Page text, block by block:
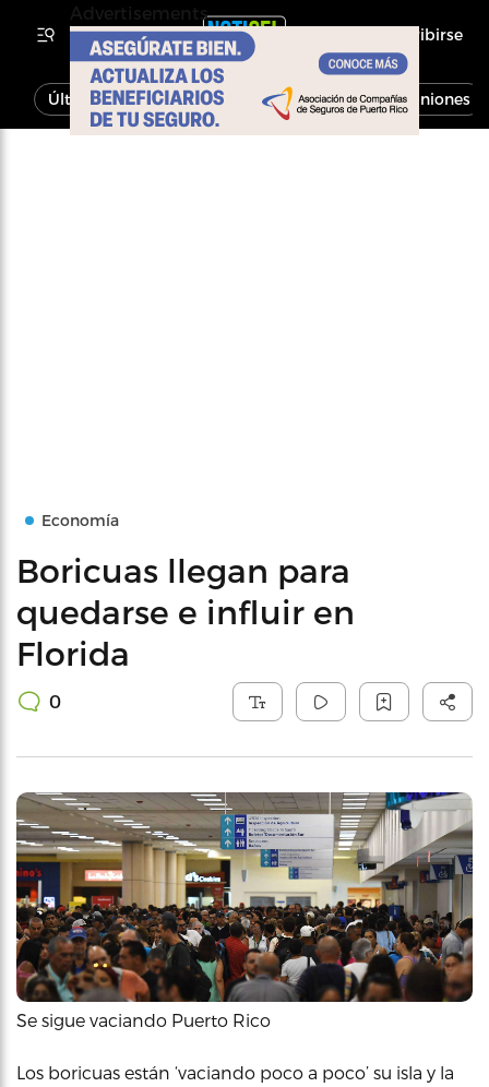
Inscribirse
Última Hora Noticias Economía Opiniones
Economía
Boricuas llegan para
quedarse e influir en
Florida
0
Se sigue vaciando Puerto Rico
Los boricuas están ‘vaciando poco a poco’ su isla y la
Advertisements